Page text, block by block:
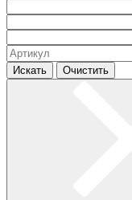
Искать Очистить